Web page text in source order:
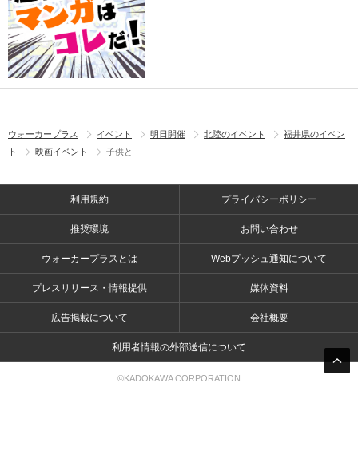
ウォーカープラス イベント 明日開催 北陸のイベント
福井県のイベン
ト
映画イベント 子供と
利用規約 プライバシーポリシー
推奨環境 お問い合わせ
ウォーカープラスとは Webプッシュ通知について
プレスリリース・情報提供 媒体資料
広告掲載について 会社概要
利用者情報の外部送信について
©KADOKAWA CORPORATION